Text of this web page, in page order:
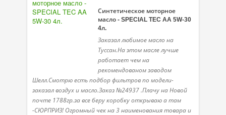
Масла для лодочных моторов
Моторное масло для мотоцикла
Оружейное масло
Садовая программа
Промышленная программа
Технологические жидкости
Синтетическое моторное
масло - SPECIAL TEC AA 5W-30
4л.
Заказал любимое масло на
Туссан.На этом масле лучше
работает чем на
рекомендованом заводом
Шелл.Смотрю есть подбор фильтров по модели-
заказал воздух и масло.Заказ №24937 .Плачу на Новой
почте 1788гр.за все беру коробку открываю а там
-СЮРПРИЗ! Огромный чек на 3 наименования товара и